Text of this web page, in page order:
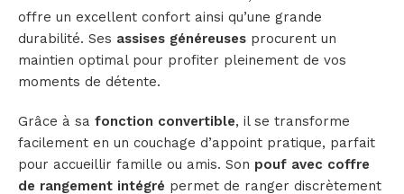
offre un excellent confort ainsi qu’une grande
durabilité. Ses assises généreuses procurent un
maintien optimal pour profiter pleinement de vos
moments de détente.
Grâce à sa fonction convertible, il se transforme
facilement en un couchage d’appoint pratique, parfait
pour accueillir famille ou amis. Son pouf avec coffre
de rangement intégré permet de ranger discrètement